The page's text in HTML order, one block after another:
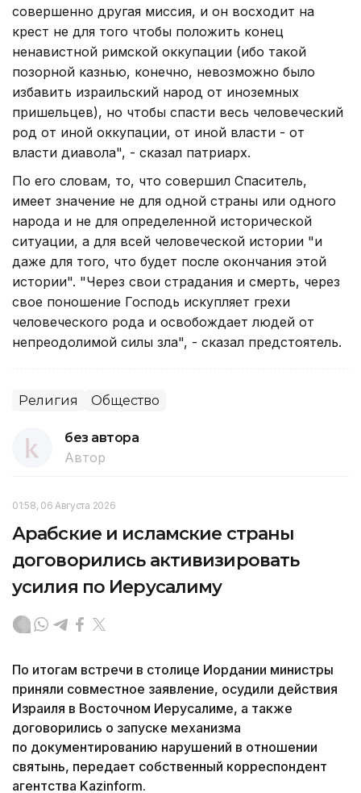
совершенно другая миссия, и он восходит на
крест не для того чтобы положить конец
ненавистной римской оккупации (ибо такой
позорной казнью, конечно, невозможно было
избавить израильский народ от иноземных
пришельцев), но чтобы спасти весь человеческий
род от иной оккупации, от иной власти - от
власти диавола", - сказал патриарх.
По его словам, то, что совершил Спаситель,
имеет значение не для одной страны или одного
народа и не для определенной исторической
ситуации, а для всей человеческой истории "и
даже для того, что будет после окончания этой
истории". "Через свои страдания и смерть, через
свое поношение Господь искупляет грехи
человеческого рода и освобождает людей от
непреодолимой силы зла", - сказал предстоятель.
Религия Общество
без автора
Автор
01:58, 06 Августа 2026
Арабские и исламские страны
договорились активизировать
усилия по Иерусалиму
По итогам встречи в столице Иордании министры
приняли совместное заявление, осудили действия
Израиля в Восточном Иерусалиме, а также
договорились о запуске механизма
по документированию нарушений в отношении
святынь, передает собственный корреспондент
агентства Kazinform.